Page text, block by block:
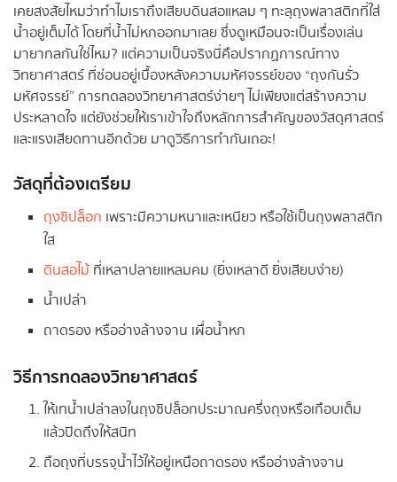
เคยสงสัยไหมว่าทำไมเราถึงเสียบดินสอแหลม ๆ ทะลุถุงพลาสติกที่ใส่
น้ำอยู่เต็มได้ โดยที่น้ำไม่หกออกมาเลย ซึ่งดูเหมือนจะเป็นเรื่องเล่น
มายากลกันใช่ไหม? แต่ความเป็นจริงนี่คือปรากฏการณ์ทาง
วิทยาศาสตร์ ที่ซ่อนอยู่เบื้องหลังความมหัศจรรย์ของ “ถุงกันรั่ว
มหัศจรรย์” การทดลองวิทยาศาสตร์ง่ายๆ ไม่เพียงแต่สร้างความ
ประหลาดใจ แต่ยังช่วยให้เราเข้าใจถึงหลักการสำคัญของวัสดุศาสตร์
และแรงเสียดทานอีกด้วย มาดูวิธีการทำกันเถอะ!
วัสดุที่ต้องเตรียม
ถุงซิปล็อก เพราะมีความหนาและเหนียว หรือใช้เป็นถุงพลาสติก
ใส
ดินสอไม้ ที่เหลาปลายแหลมคม (ยิ่งเหลาดี ยิ่งเสียบง่าย)
น้ำเปล่า
ถาดรอง หรืออ่างล้างจาน เผื่อน้ำหก
วิธีการทดลองวิทยาศาสตร์
ให้เทน้ำเปล่าลงในถุงซิปล็อกประมาณครึ่งถุงหรือเกือบเต็ม
แล้วปิดถึงให้สนิท
ถือถุงที่บรรจุน้ำไว้ให้อยู่เหนือถาดรอง หรืออ่างล้างจาน